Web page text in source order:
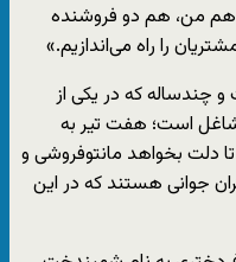
هم من، هم دو فروشنده
را راه می‌اندازیم.»
که در یکی از
است؛ هفت تیر به
دلت بخواهد مانتوفروشی و
جوانی هستند که در این